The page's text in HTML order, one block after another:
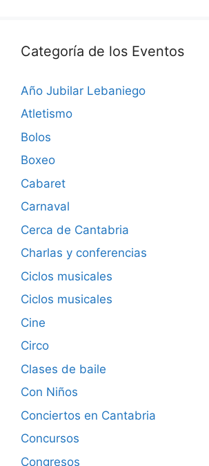
Categoría de los Eventos
Año Jubilar Lebaniego
Atletismo
Bolos
Boxeo
Cabaret
Carnaval
Cerca de Cantabria
Charlas y conferencias
Ciclos musicales
Ciclos musicales
Cine
Circo
Clases de baile
Con Niños
Conciertos en Cantabria
Concursos
Congresos